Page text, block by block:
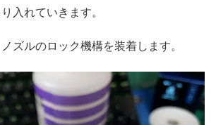
入れていきます。
ズルのロック機構を装着します。